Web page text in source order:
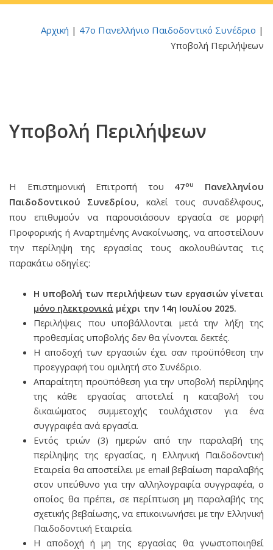
Αρχική | 47ο Πανελλήνιο Παιδοδοντικό Συνέδριο |
Υποβολή Περιλήψεων
Υποβολή Περιλήψεων
Η Επιστημονική Επιτροπή του 47ου
Πανελληνίου
Παιδοδοντικού Συνεδρίου, καλεί τους συναδέλφους,
που επιθυμούν να παρουσιάσουν εργασία σε μορφή
Προφορικής ή Αναρτημένης Ανακοίνωσης, να αποστείλουν
την περίληψη της εργασίας τους ακολουθώντας τις
παρακάτω οδηγίες:
Η υποβολή των περιλήψεων των εργασιών γίνεται
μόνο ηλεκτρονικά μέχρι την 14η Ιουλίου 2025.
Περιλήψεις που υποβάλλονται μετά την λήξη της
προθεσμίας υποβολής δεν θα γίνονται δεκτές.
Η αποδοχή των εργασιών έχει σαν προϋπόθεση την
προεγγραφή του ομιλητή στο Συνέδριο.
Απαραίτητη προϋπόθεση για την υποβολή περίληψης
της κάθε εργασίας αποτελεί η καταβολή του
δικαιώματος συμμετοχής τουλάχιστον για ένα
συγγραφέα ανά εργασία.
Εντός τριών (3) ημερών από την παραλαβή της
περίληψης της εργασίας, η Ελληνική Παιδοδοντική
Εταιρεία θα αποστείλει με email βεβαίωση παραλαβής
στον υπεύθυνο για την αλληλογραφία συγγραφέα, ο
οποίος θα πρέπει, σε περίπτωση μη παραλαβής της
σχετικής βεβαίωσης, να επικοινωνήσει με την Ελληνική
Παιδοδοντική Εταιρεία.
Η αποδοχή ή μη της εργασίας θα γνωστοποιηθεί